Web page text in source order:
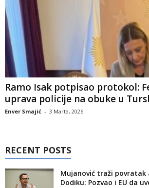
Ramo Isak potpisao protokol:
uprava policije na obuke u
Enver Smajić - 3 Marta, 2026
RECENT POSTS
Mujanović traži povratak
Dodiku: Pozvao i EU da